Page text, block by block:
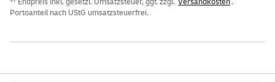
Portoanteil nach UStG umsatzsteuerfrei.